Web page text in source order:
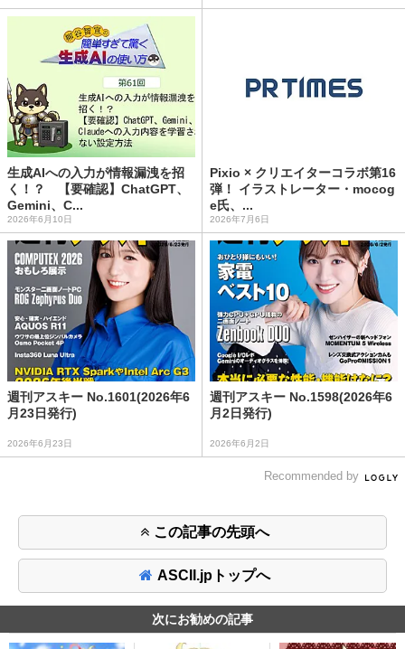
生成AIへの入力が情報漏洩を招
く！？ 【要確認】ChatGPT、
Gemini、C...
2026年6月10日
Pixio × クリエイターコラボ第16
弾！ イラストレーター・mocog
e氏、...
2026年7月6日
週刊アスキー No.1601(2026年6
月23日発行)
2026年6月23日
週刊アスキー No.1598(2026年6
月2日発行)
2026年6月2日
Recommended by
この記事の先頭へ
ASCII.jpトップへ
次にお勧めの記事